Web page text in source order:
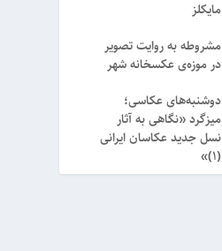
مایکلز
مشروطه به روایت تصویر
در موزه‌ی عکسخانه شهر
دوشنبه‌های عکاسی؛
میزگرد «نگاهی به آثار
نسل جدید عکاسان ایرانی
(۱)»